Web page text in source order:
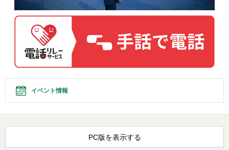
イベント情報
PC版を表示する